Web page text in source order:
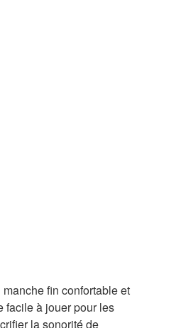
fin confortable et
facile à jouer pour les
la sonorité de